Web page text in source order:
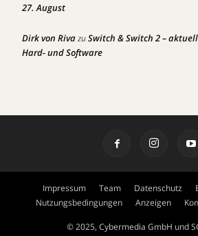
27. August
Dirk von RivazuSwitch & Switch 2 –
Hard- und Software
Impressum Team Datenschutz
Nutzungsbedingungen
Anzeigen
© 2025, Cybermedia GmbH und